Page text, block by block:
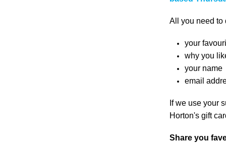
All you need to
your
why you
your name
email
If we use your
Horton's gift
Share you